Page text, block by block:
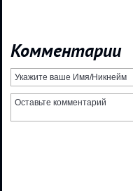
Комментарии